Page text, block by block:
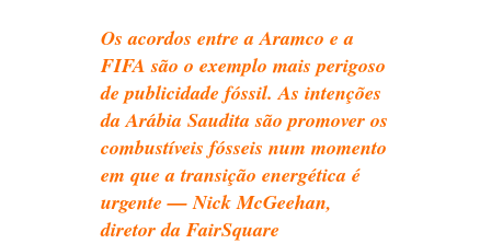
Os acordos entre a Aramco e a
FIFA são o exemplo mais perigoso
de publicidade fóssil. As intenções
da Arábia Saudita são promover os
combustíveis fósseis num momento
em que a transição energética é
urgente — Nick McGeehan,
diretor da FairSquare